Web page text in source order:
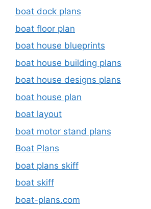
boat dock plans
boat floor plan
boat house blueprints
boat house building plans
boat house designs plans
boat house plan
boat layout
boat motor stand plans
Boat Plans
boat plans skiff
boat skiff
boat-plans.com